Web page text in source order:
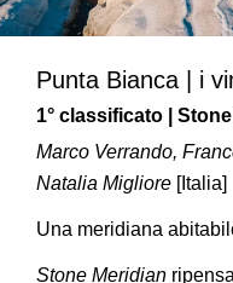
Punta Bianca | i
1° classificato |
Marco Verrando,
Natalia Migliore [Italia]
Una meridiana
Stone Meridian